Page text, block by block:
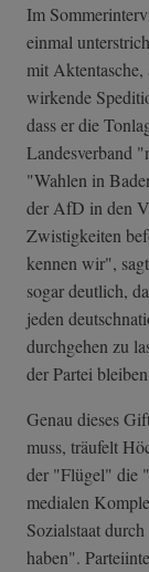
Im
einmal
mit Aktentasche,
wirkende
dass er die
Landesverband
"Wahlen in
der AfD in den
Zwistigkeiten
kennen wir",
sogar deutlich,
jeden
durchgehen zu
der Partei
Genau dieses
muss, träufelt
der "Flügel" die
medialen
Sozialstaat
haben".